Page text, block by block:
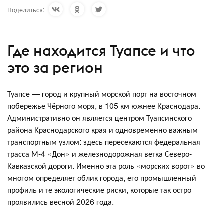
Поделиться:
Где находится Туапсе и что
это за регион
Туапсе — город и крупный морской порт на восточном
побережье Чёрного моря, в 105 км южнее Краснодара.
Административно он является центром Туапсинского
района Краснодарского края и одновременно важным
транспортным узлом: здесь пересекаются федеральная
трасса М-4 «Дон» и железнодорожная ветка Северо-
Кавказской дороги. Именно эта роль «морских ворот» во
многом определяет облик города, его промышленный
профиль и те экологические риски, которые так остро
проявились весной 2026 года.